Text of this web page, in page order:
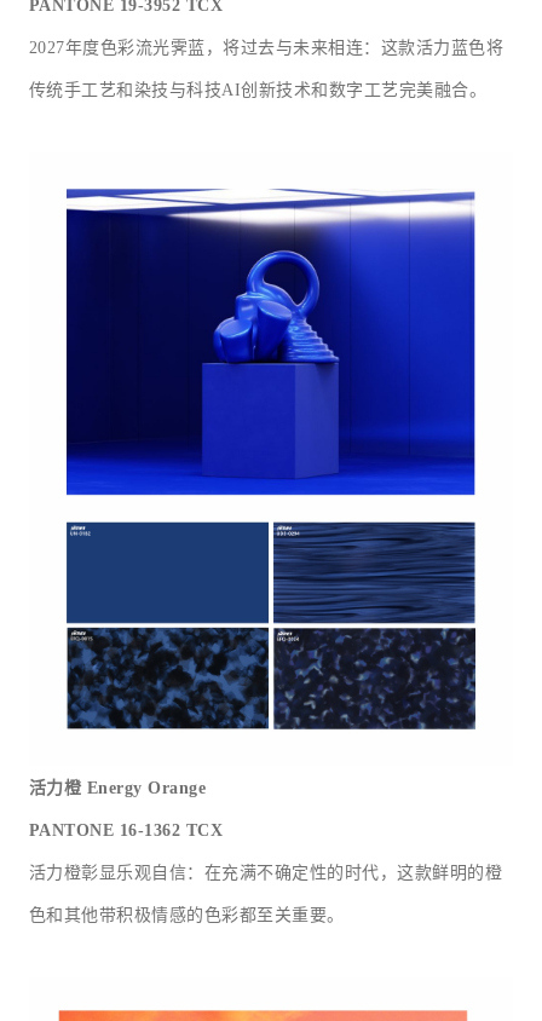
PANTONE 19-3952 TCX
2027年度色彩流光霁蓝，将过去与未来相连：这款活力蓝色将
传统手工艺和染技与科技AI创新技术和数字工艺完美融合。
活力橙 Energy Orange
PANTONE 16-1362 TCX
活力橙彰显乐观自信：在充满不确定性的时代，这款鲜明的橙
色和其他带积极情感的色彩都至关重要。